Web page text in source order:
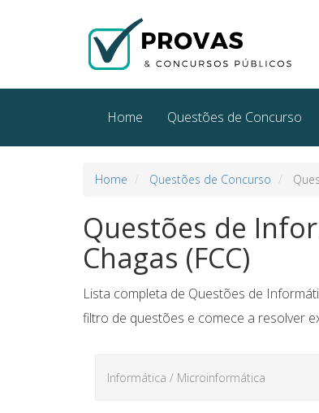
Home Questões de Concurso
Home Questões de Concurso
Questões de
Chagas (FCC)
Lista completa de Questões de
filtro de questões e comece a resolver